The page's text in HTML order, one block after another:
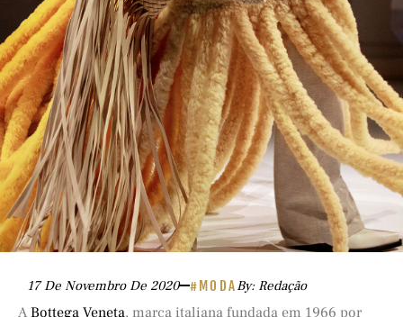
17 De Novembro De 2020 #MODABy: Redação
A Bottega Veneta, marca italiana fundada em 1966 por